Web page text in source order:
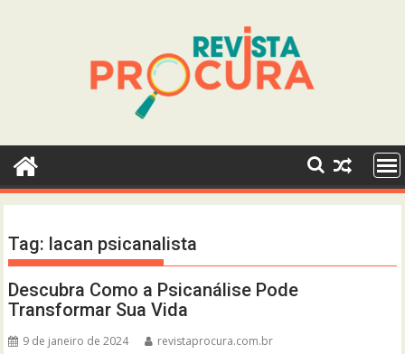
Tag: lacan psicanalista
Descubra Como a Psicanálise Pode
Transformar Sua Vida
9 de janeiro de 2024 revistaprocura.com.br